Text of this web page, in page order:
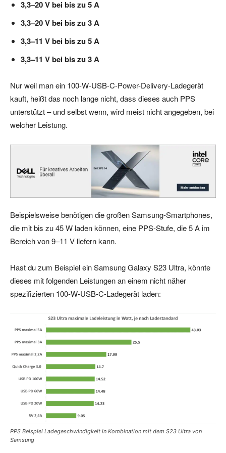
3,3–20 V bei bis zu 5 A
3,3–20 V bei bis zu 3 A
3,3–11 V bei bis zu 5 A
3,3–11 V bei bis zu 3 A
Nur weil man ein 100-W-USB-C-Power-Delivery-Ladegerät
kauft, heißt das noch lange nicht, dass dieses auch PPS
unterstützt – und selbst wenn, wird meist nicht angegeben, bei
welcher Leistung.
Beispielsweise benötigen die großen Samsung-Smartphones,
die mit bis zu 45 W laden können, eine PPS-Stufe, die 5 A im
Bereich von 9–11 V liefern kann.
Hast du zum Beispiel ein Samsung Galaxy S23 Ultra, könnte
dieses mit folgenden Leistungen an einem nicht näher
spezifizierten 100-W-USB-C-Ladegerät laden:
PPS Beispiel Ladegeschwindigkeit in Kombination mit dem S23 Ultra von
Samsung